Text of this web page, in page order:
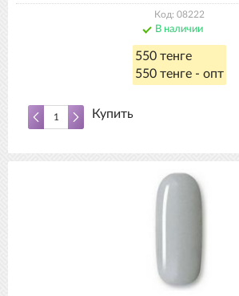
Код: 08222
В наличии
550 тенге
550 тенге - опт
Купить